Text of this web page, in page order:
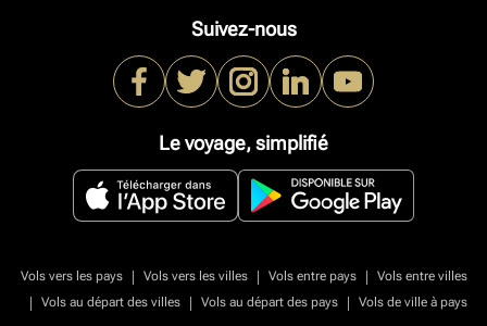
Suivez-nous
Le voyage, simplifié
Vols vers les pays | Vols vers les villes | Vols entre pays |
Vols entre villes
|
Vols au départ des villes | Vols au départ des pays | Vols de ville à pays